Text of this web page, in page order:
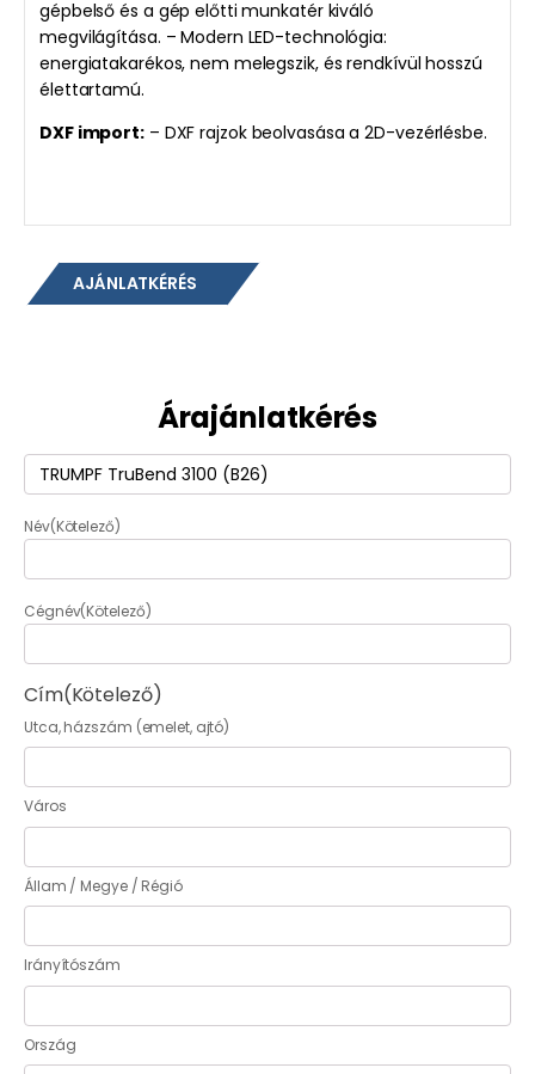
gépbelső és a gép előtti munkatér kiváló
megvilágítása. – Modern LED-technológia:
energiatakarékos, nem melegszik, és rendkívül hosszú
élettartamú.
DXF import:– DXF rajzok beolvasása a 2D-vezérlésbe.
AJÁNLATKÉRÉS
Árajánlatkérés
Termék(Kötelező)
Név(Kötelező)
Cégnév(Kötelező)
Cím(Kötelező)
Utca, házszám (emelet, ajtó)
Város
Állam / Megye / Régió
Irányítószám
Ország